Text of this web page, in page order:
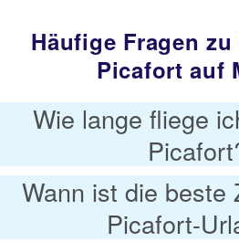
Häufige Fragen
Picafort auf
Wie lange fliege
Wann ist die beste
Picafort-